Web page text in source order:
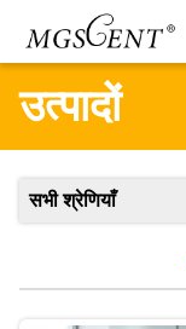
उत्पादों
सभी श्रेणियाँ